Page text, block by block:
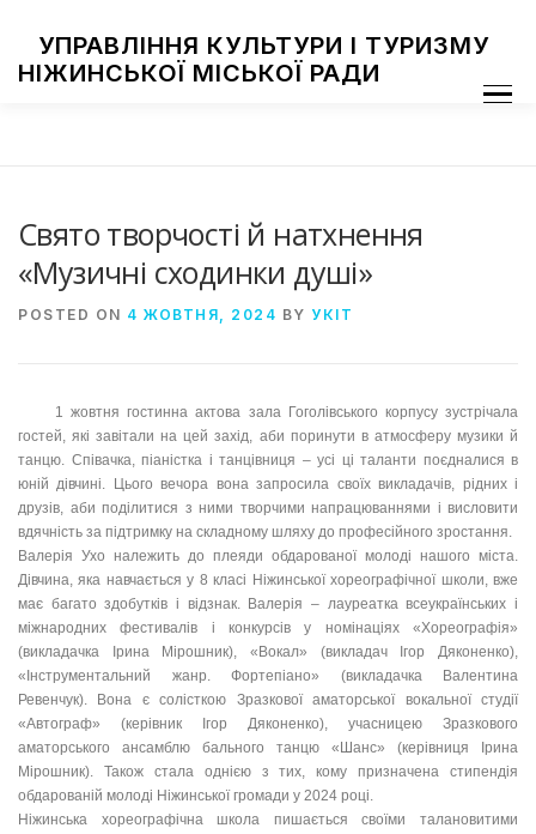
contentУПРАВЛІННЯ КУЛЬТУРИ І ТУРИЗМУ
НІЖИНСЬКОЇ МІСЬКОЇ РАДИ
Menu
Свято творчості й натхнення
«Музичні сходинки душі»
POSTED ON 4 ЖОВТНЯ, 2024 BY УКІТ
1 жовтня гостинна актова зала Гоголівського корпусу зустрічала
гостей, які завітали на цей захід, аби поринути в атмосферу музики й
танцю. Співачка, піаністка і танцівниця – усі ці таланти поєдналися в
юній дівчині. Цього вечора вона запросила своїх викладачів, рідних і
друзів, аби поділитися з ними творчими напрацюваннями і висловити
вдячність за підтримку на складному шляху до професійного зростання.
Валерія Ухо належить до плеяди обдарованої молоді нашого міста.
Дівчина, яка навчається у 8 класі Ніжинської хореографічної школи, вже
має багато здобутків і відзнак. Валерія – лауреатка всеукраїнських і
міжнародних фестивалів і конкурсів у номінаціях «Хореографія»
(викладачка Ірина Мірошник), «Вокал» (викладач Ігор Дяконенко),
«Інструментальний жанр. Фортепіано» (викладачка Валентина
Ревенчук). Вона є солісткою Зразкової аматорської вокальної студії
«Автограф» (керівник Ігор Дяконенко), учасницею Зразкового
аматорського ансамблю бального танцю «Шанс» (керівниця Ірина
Мірошник). Також стала однією з тих, кому призначена стипендія
обдарованій молоді Ніжинської громади у 2024 році.
Ніжинська хореографічна школа пишається своїми талановитими